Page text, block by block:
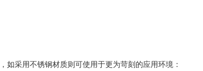
如采用不锈钢材质则可使用于更为苛刻的应用环境：